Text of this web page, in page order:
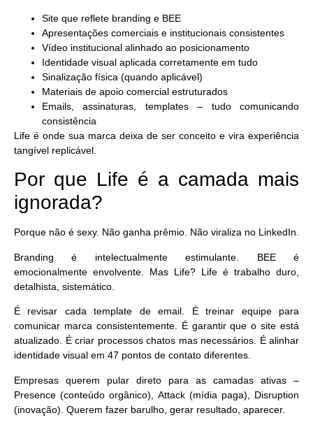
Site que reflete branding e BEE
Apresentações comerciais e institucionais consistentes
Vídeo institucional alinhado ao posicionamento
Identidade visual aplicada corretamente em tudo
Sinalização física (quando aplicável)
Materiais de apoio comercial estruturados
Emails, assinaturas, templates – tudo comunicando
consistência
Life é onde sua marca deixa de ser conceito e vira experiência
tangível replicável.
Por que Life é a camada mais
ignorada?
Porque não é sexy. Não ganha prêmio. Não viraliza no LinkedIn.
Branding é intelectualmente estimulante. BEE é
emocionalmente envolvente. Mas Life? Life é trabalho duro,
detalhista, sistemático.
É revisar cada template de email. É treinar equipe para
comunicar marca consistentemente. É garantir que o site está
atualizado. É criar processos chatos mas necessários. É alinhar
identidade visual em 47 pontos de contato diferentes.
Empresas querem pular direto para as camadas ativas –
Presence (conteúdo orgânico), Attack (mídia paga), Disruption
(inovação). Querem fazer barulho, gerar resultado, aparecer.